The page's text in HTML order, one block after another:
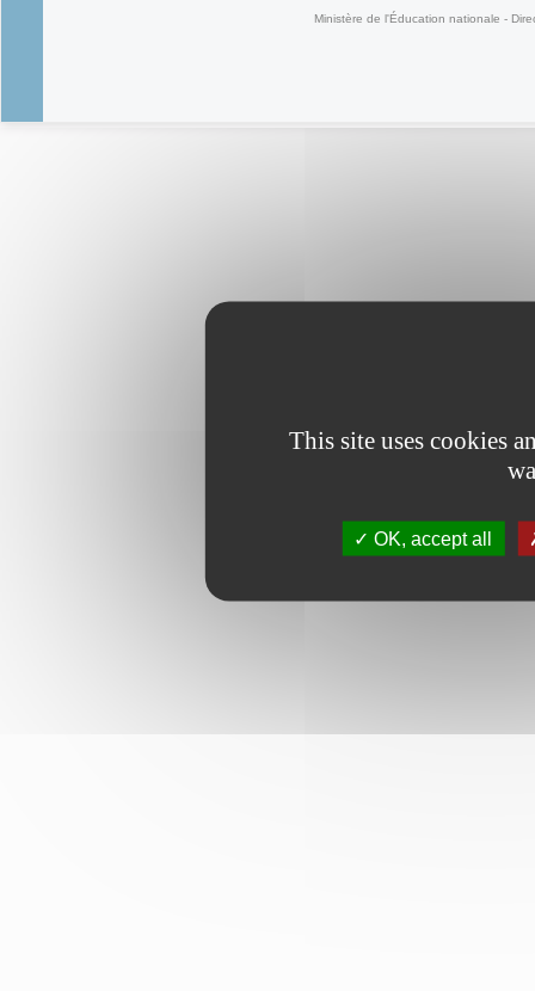
Ministère de l'Éducation nationale -
This site uses cookies
OK, accept all